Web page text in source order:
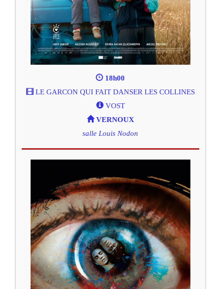
18h00
LE GARCON QUI FAIT DANSER LES COLLINES
VOST
VERNOUX
salle Louis Nodon